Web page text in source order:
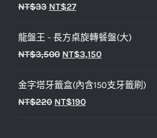
格：
NT$33 原
價
格：
NT$27目
價
格：
龍盤王 - 長方桌旋轉餐盤(大)
NT$3,500 原
價
格：
NT$3,150目
價
金字塔牙籤盒(內含150支牙籤刷)
NT$220 原
NT$190目